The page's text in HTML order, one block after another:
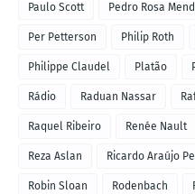
Paulo Scott Pedro Rosa
Per Petterson Philip Roth
Philippe Claudel Platão
Rádio Raduan Nassar
Raquel Ribeiro Renée Nault
Reza Aslan Ricardo Araújo
Robin Sloan Rodenbach